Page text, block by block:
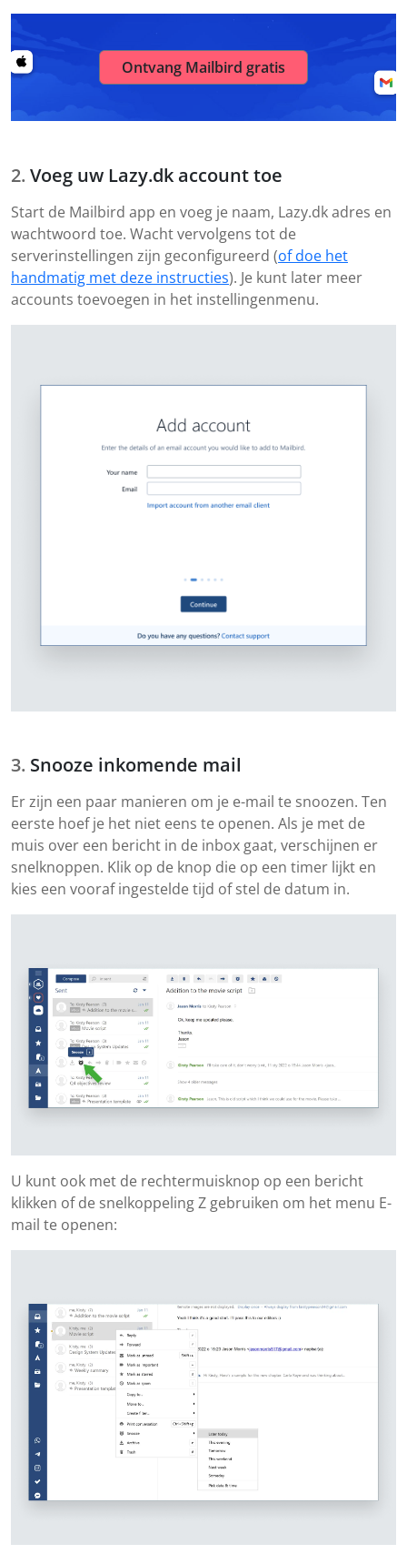
Ontvang Mailbird gratis
Voeg uw Lazy.dk account toe
Start de Mailbird app en voeg je naam, Lazy.dk adres en
wachtwoord toe. Wacht vervolgens tot de
serverinstellingen zijn geconfigureerd (of doe het
handmatig met deze instructies). Je kunt later meer
accounts toevoegen in het instellingenmenu.
Snooze inkomende mail
Er zijn een paar manieren om je e-mail te snoozen. Ten
eerste hoef je het niet eens te openen. Als je met de
muis over een bericht in de inbox gaat, verschijnen er
snelknoppen. Klik op de knop die op een timer lijkt en
kies een vooraf ingestelde tijd of stel de datum in.
U kunt ook met de rechtermuisknop op een bericht
klikken of de snelkoppeling Z gebruiken om het menu E-
mail te openen: